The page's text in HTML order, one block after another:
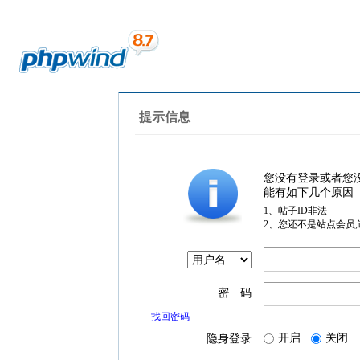
提示信息
您没有登录或者您
能有如下几个原因
1、帖子ID非法
2、您还不是站点会员
密 码
找回密码
隐身登录 开启 关闭